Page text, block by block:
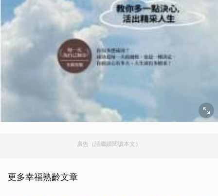
廣告（請繼續閱讀本文）
更多幸福熟齡文章